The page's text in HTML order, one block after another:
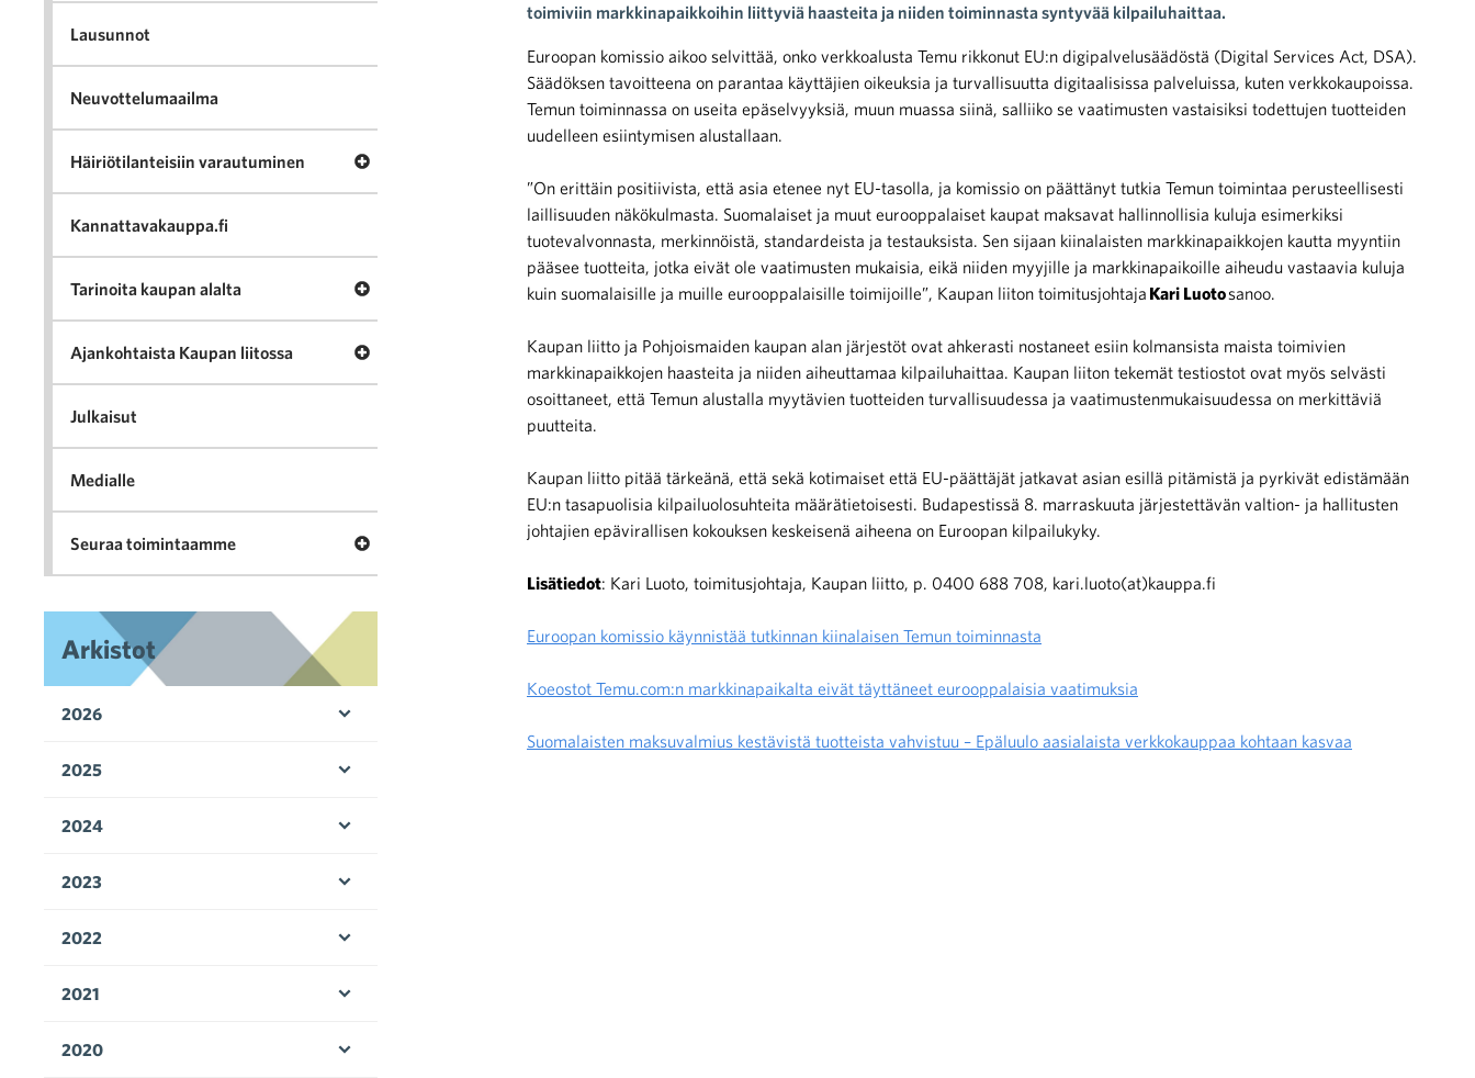
toimiviin markkinapaikkoihin liittyviä haasteita ja niiden toiminnasta syntyvää kilpailuhaittaa.
Euroopan komissio aikoo selvittää, onko verkkoalusta Temu rikkonut EU:n digipalvelusäädöstä (Digital Services Act, DSA).
Säädöksen tavoitteena on parantaa käyttäjien oikeuksia ja turvallisuutta digitaalisissa palveluissa, kuten verkkokaupoissa.
Temun toiminnassa on useita epäselvyyksiä, muun muassa siinä, salliiko se vaatimusten vastaisiksi todettujen tuotteiden
uudelleen esiintymisen alustallaan.
”On erittäin positiivista, että asia etenee nyt EU-tasolla, ja komissio on päättänyt tutkia Temun toimintaa perusteellisesti
laillisuuden näkökulmasta. Suomalaiset ja muut eurooppalaiset kaupat maksavat hallinnollisia kuluja esimerkiksi
tuotevalvonnasta, merkinnöistä, standardeista ja testauksista. Sen sijaan kiinalaisten markkinapaikkojen kautta myyntiin
pääsee tuotteita, jotka eivät ole vaatimusten mukaisia, eikä niiden myyjille ja markkinapaikoille aiheudu vastaavia kuluja
kuin suomalaisille ja muille eurooppalaisille toimijoille”, Kaupan liiton toimitusjohtaja Kari Luotosanoo.
Kaupan liitto ja Pohjoismaiden kaupan alan järjestöt ovat ahkerasti nostaneet esiin kolmansista maista toimivien
markkinapaikkojen haasteita ja niiden aiheuttamaa kilpailuhaittaa. Kaupan liiton tekemät testiostot ovat myös selvästi
osoittaneet, että Temun alustalla myytävien tuotteiden turvallisuudessa ja vaatimustenmukaisuudessa on merkittäviä
puutteita.
Kaupan liitto pitää tärkeänä, että sekä kotimaiset että EU-päättäjät jatkavat asian esillä pitämistä ja pyrkivät edistämään
EU:n tasapuolisia kilpailuolosuhteita määrätietoisesti. Budapestissä 8. marraskuuta järjestettävän valtion- ja hallitusten
johtajien epävirallisen kokouksen keskeisenä aiheena on Euroopan kilpailukyky.
Lisätiedot: Kari Luoto, toimitusjohtaja, Kaupan liitto, p. 0400 688 708, kari.luoto(at)kauppa.fi
Euroopan komissio käynnistää tutkinnan kiinalaisen Temun toiminnasta
Koeostot Temu.com:n markkinapaikalta eivät täyttäneet eurooppalaisia vaatimuksia
Suomalaisten maksuvalmius kestävistä tuotteista vahvistuu – Epäluulo aasialaista verkkokauppaa kohtaan kasvaa
Lausunnot
Neuvottelumaailma
Häiriötilanteisiin varautuminen Avaa valikko Häiriötilanteisiin varautuminen
Kannattavakauppa.fi
Tarinoita kaupan alalta Avaa valikko Tarinoita kaupan alalta
Ajankohtaista Kaupan liitossa Avaa valikko Ajankohtaista Kaupan liitossa
Julkaisut
Medialle
Seuraa toimintaamme Avaa valikko Seuraa toimintaamme
Arkistot
2026
2025
2024
2023
2022
2021
2020